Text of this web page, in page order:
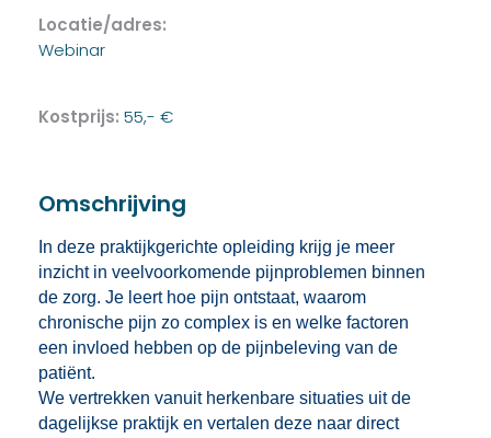
Locatie/adres:
Webinar
Kostprijs: 55,- €
Omschrijving
In deze praktijkgerichte opleiding krijg je meer
inzicht in veelvoorkomende pijnproblemen binnen
de zorg. Je leert hoe pijn ontstaat, waarom
chronische pijn zo complex is en welke factoren
een invloed hebben op de pijnbeleving van de
patiënt.
We vertrekken vanuit herkenbare situaties uit de
dagelijkse praktijk en vertalen deze naar direct